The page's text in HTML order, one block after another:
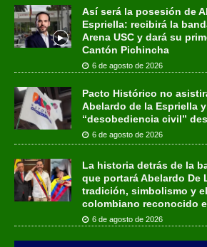
Así será la posesión de
Espriella: recibirá la
Arena USC y dará su
Cantón Pichincha
6 de agosto de 2026
Pacto Histórico no
Abelardo de la Espriella
“desobediencia civil”
6 de agosto de 2026
La historia detrás de la
que portará Abelardo De
tradición, simbolismo y
colombiano reconocido
6 de agosto de 2026